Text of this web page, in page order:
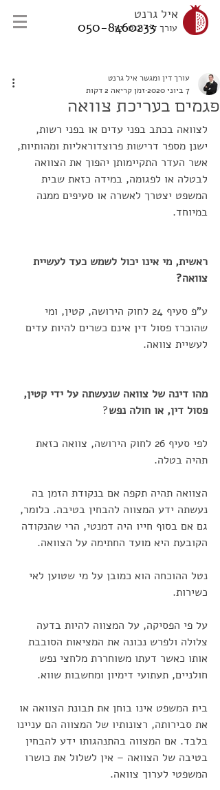
050-8460233
איל גרנט
עורך דין ונוטריון
פגמים בעריכת צוואה
עורך דין ומגשר איל גרנט
7 ביוני 2020
זמן קריאה 2 דקות
לצוואה בכתב בפני עדים או בפני רשות,
ישנן מספר דרישות פרוצדוראליות ומהותיות,
אשר העדר התקיימותן יהפוך את הצוואה
לבטלה או לפגומה, במידה כזאת שבית
המשפט יצטרך לאשרה או סעיפים ממנה
במיוחד.
ראשית, מי אינו יכול לשמש כעד לעשיית
צוואה?
ע"פ סעיף 24 לחוק הירושה, קטין, ומי
שהוכרז פסול דין אינם כשרים להיות עדים
לעשיית צוואה.
מהו דינה של צוואה שנעשתה על ידי קטין,
פסול דין, או חולה נפש?
לפי סעיף 26 לחוק הירושה, צוואה כזאת
תהיה בטלה.
הצוואה תהיה תקפה אם בנקודת הזמן בה
נעשתה ידע המצווה להבחין בטיבה. כלומר,
גם אם בסוף חייו היה דמנטי, הרי שהנקודה
הקובעת היא מועד החתימה על הצוואה.
נטל ההוכחה הוא כמובן על מי שטוען לאי
כשירות.
על פי הפסיקה, על המצווה להיות בדעה
צלולה ולפרש נכונה את המציאות הסובבת
אותו כאשר דעתו משוחררת מלחצי נפש
חולניים, תעתועי דימיון ומחשבות שווא.
בית המשפט אינו בוחן את תבונת הצוואה או
את סבירותה, רצונותיו של המצווה הם עניינו
בלבד. אם המצווה בהתנהגותו ידע להבחין
בטיבה של הצוואה – אין לשלול את כושרו
המשפטי לערוך צוואה.